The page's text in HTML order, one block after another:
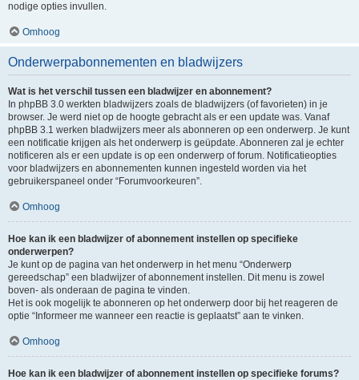
nodige opties invullen.
Omhoog
Onderwerpabonnementen en bladwijzers
Wat is het verschil tussen een bladwijzer en abonnement?
In phpBB 3.0 werkten bladwijzers zoals de bladwijzers (of favorieten) in je
browser. Je werd niet op de hoogte gebracht als er een update was. Vanaf
phpBB 3.1 werken bladwijzers meer als abonneren op een onderwerp. Je kunt
een notificatie krijgen als het onderwerp is geüpdate. Abonneren zal je echter
notificeren als er een update is op een onderwerp of forum. Notificatieopties
voor bladwijzers en abonnementen kunnen ingesteld worden via het
gebruikerspaneel onder “Forumvoorkeuren”.
Omhoog
Hoe kan ik een bladwijzer of abonnement instellen op specifieke
onderwerpen?
Je kunt op de pagina van het onderwerp in het menu “Onderwerp
gereedschap” een bladwijzer of abonnement instellen. Dit menu is zowel
boven- als onderaan de pagina te vinden.
Het is ook mogelijk te abonneren op het onderwerp door bij het reageren de
optie “Informeer me wanneer een reactie is geplaatst” aan te vinken.
Omhoog
Hoe kan ik een bladwijzer of abonnement instellen op specifieke forums?